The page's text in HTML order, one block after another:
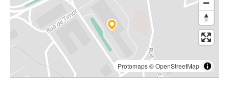
Protomaps©OpenStreetMap